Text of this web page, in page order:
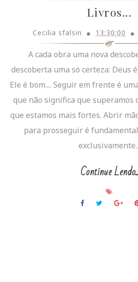
Livros...
Cecilia sfalsin 13:30:00
A cada obra uma nova
descoberta uma só certeza: Deus
Ele é bom.... Seguir em frente é
que não significa que superamos
que estamos mais fortes. Abrir
para prosseguir é
Continue Lendo...